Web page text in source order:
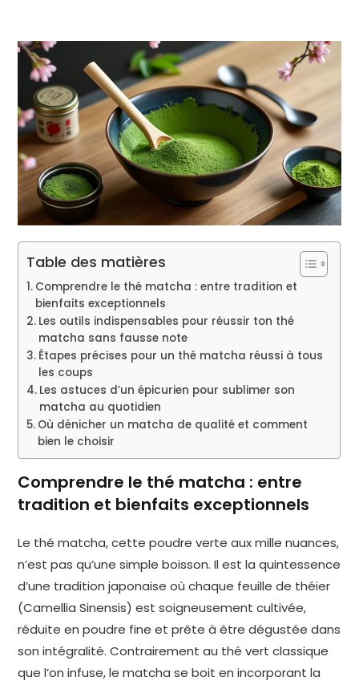
Table des matières
Comprendre le thé matcha : entre tradition et
bienfaits exceptionnels
Les outils indispensables pour réussir ton thé
matcha sans fausse note
Étapes précises pour un thé matcha réussi à tous
les coups
Les astuces d’un épicurien pour sublimer son
matcha au quotidien
Où dénicher un matcha de qualité et comment
bien le choisir
Comprendre le thé matcha : entre
tradition et bienfaits exceptionnels
Le thé matcha, cette poudre verte aux mille nuances,
n’est pas qu’une simple boisson. Il est la quintessence
d’une tradition japonaise où chaque feuille de théier
(Camellia Sinensis) est soigneusement cultivée,
réduite en poudre fine et prête à être dégustée dans
son intégralité. Contrairement au thé vert classique
que l’on infuse, le matcha se boit en incorporant la